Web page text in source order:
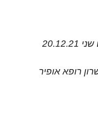
20.12.21
רופא אופיר